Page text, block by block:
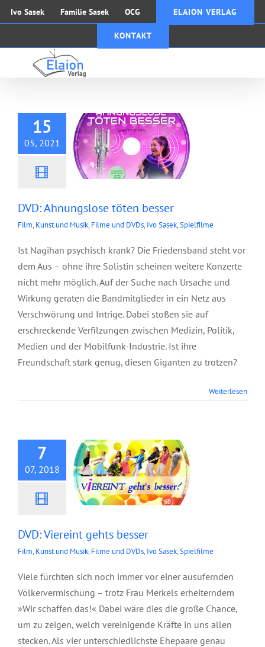
Zum
Inhalt
Ivo Sasek Familie Sasek OCG ELAION VERLAG
KONTAKT
15
05, 2021
DVD: Ahnungslose töten besser
Film, Kunst und Musik, Filme und DVDs, Ivo Sasek,Spielfilme
Ist Nagihan psychisch krank? Die Friedensband steht vor
dem Aus – ohne ihre Solistin scheinen weitere Konzerte
nicht mehr möglich. Auf der Suche nach Ursache und
Wirkung geraten die Bandmitglieder in ein Netz aus
Verschwörung und Intrige. Dabei stoßen sie auf
erschreckende Verfilzungen zwischen Medizin, Politik,
Medien und der Mobilfunk-Industrie. Ist ihre
Freundschaft stark genug, diesen Giganten zu trotzen?
Weiterlesen
7
07, 2018
DVD: Viereint gehts
DVD: Viereint gehts besser
Film, Kunst und Musik, Filme und DVDs, Ivo Sasek,Spielfilme
Viele fürchten sich noch immer vor einer ausufernden
Völkervermischung – trotz Frau Merkels erheiterndem
»Wir schaffen das!« Dabei wäre dies die große Chance,
um zu zeigen, welch vereinigende Kräfte in uns allen
stecken. Als vier unterschiedlichste Ehepaare genau